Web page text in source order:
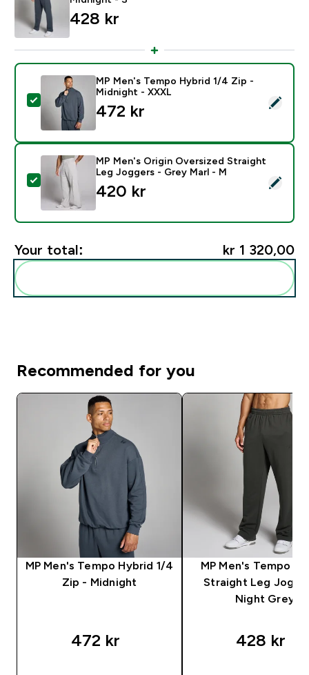
428 kr‎
Select this product - MP Men's Tempo Hybrid 1/4
MP Men's Tempo Hybrid 1/4 Zip -
Midnight - XXXL
472 kr‎
Select this product - MP Men's Origin Oversized
MP Men's Origin Oversized Straight
Leg Joggers - Grey Marl - M
420 kr‎
Your total: kr 1 320,00‎
Recommended for you
MP Men's Tempo Hybrid 1/4
Zip - Midnight
472 kr‎
MP Men's Tempo
Straight Leg
Night Grey
428 kr‎